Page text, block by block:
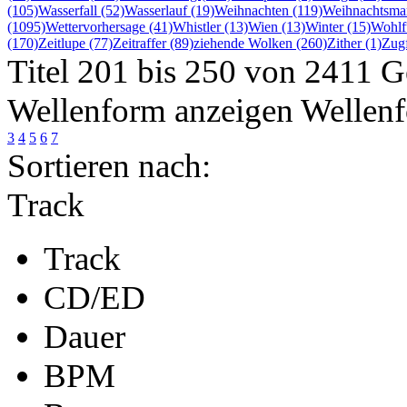
(105)Wasserfall (52)Wasserlauf (19)Weihnachten (119)
(1095)Wettervorhersage (41)Whistler (13)Wien (13)Winter (15)
(170)Zeitlupe (77)Zeitraffer (89)ziehende Wolken (260)Zither (1)
Titel 201 bis 250 von 2411
Wellenform anzeigen
3 4 5 6 7
Sortieren nach:
Track
Track
CD/ED
Dauer
BPM